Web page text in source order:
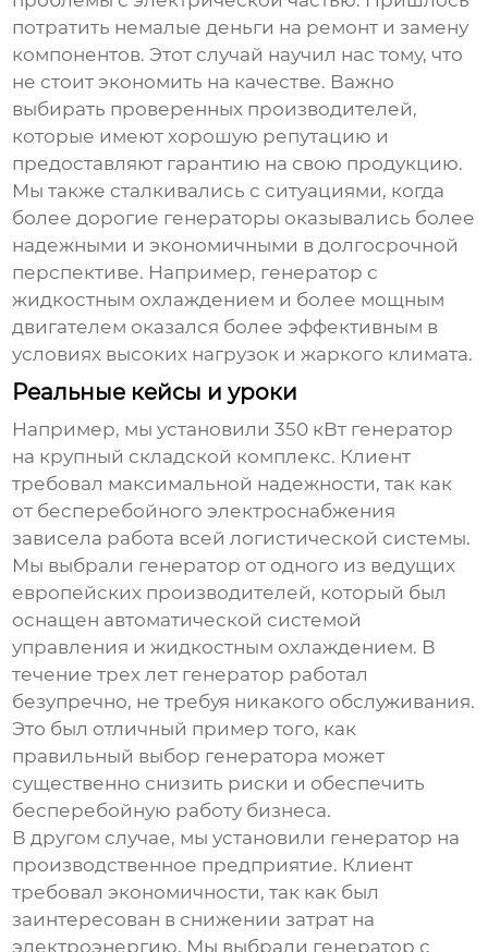
потратить немалые деньги на ремонт и замену
компонентов. Этот случай научил нас тому, что
не стоит экономить на качестве. Важно
выбирать проверенных производителей,
которые имеют хорошую репутацию и
предоставляют гарантию на свою продукцию.
Мы также сталкивались с ситуациями, когда
более дорогие генераторы оказывались более
надежными и экономичными в долгосрочной
перспективе. Например, генератор с
жидкостным охлаждением и более мощным
двигателем оказался более эффективным в
условиях высоких нагрузок и жаркого климата.
Реальные кейсы и уроки
Например, мы установили350 кВт генератор
на крупный складской комплекс. Клиент
требовал максимальной надежности, так как
от бесперебойного электроснабжения
зависела работа всей логистической системы.
Мы выбрали генератор от одного из ведущих
европейских производителей, который был
оснащен автоматической системой
управления и жидкостным охлаждением. В
течение трех лет генератор работал
безупречно, не требуя никакого обслуживания.
Это был отличный пример того, как
правильный выбор генератора может
существенно снизить риски и обеспечить
бесперебойную работу бизнеса.
В другом случае, мы установили генератор на
производственное предприятие. Клиент
требовал экономичности, так как был
заинтересован в снижении затрат на
электроэнергию. Мы выбрали генератор с